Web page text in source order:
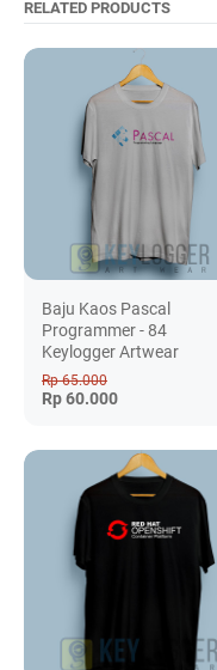
RELATED PRODUCTS
Baju Kaos Pascal
Programmer - 84
Keylogger Artwear
Rp 65.000
Rp 60.000